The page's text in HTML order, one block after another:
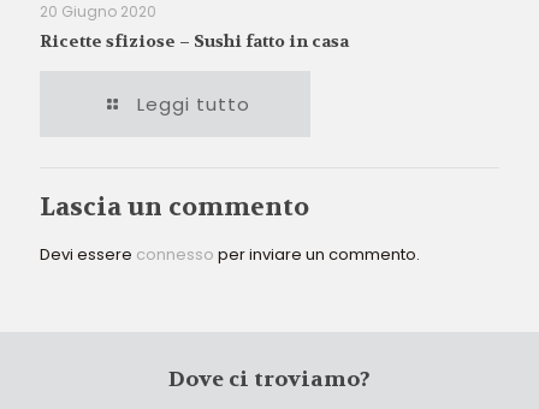
20 Giugno 2020
Ricette sfiziose – Sushi fatto in casa
Leggi tutto
Lascia un commento
Devi essere connesso per inviare un commento.
Dove ci troviamo?